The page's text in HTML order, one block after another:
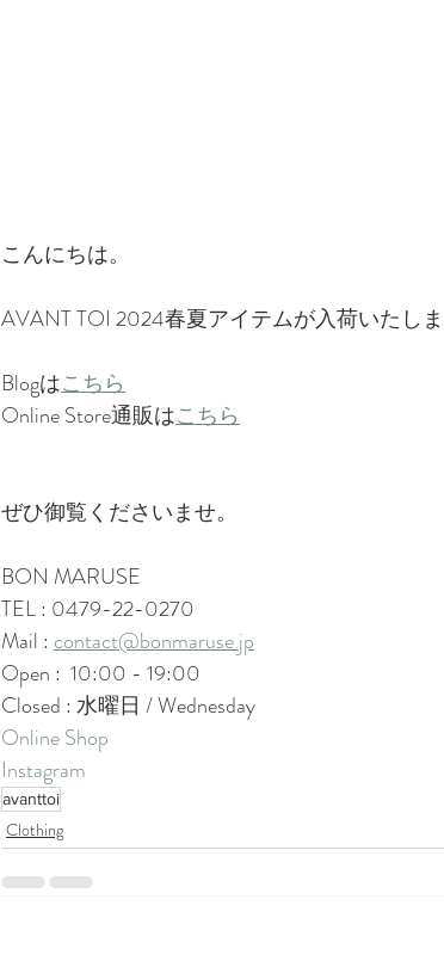
こんにちは。
AVANT TOI 2024春夏アイテムが入荷いたしま
Blogはこちら
Online Store通販はこちら
ぜひ御覧くださいませ。
BON MARUSE
TEL : 0479-22-0270
Mail : contact@bonmaruse.jp
Open :  10:00 - 19:00
Closed : 水曜日 / Wednesday
Online Shop
Instagram
avanttoi
Clothing